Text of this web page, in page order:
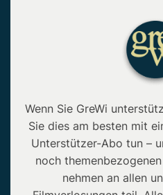
Wenn Sie GreWi
Sie dies am besten mit
Unterstützer-Abo tun –
noch
nehmen an allen